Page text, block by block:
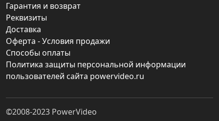
Гарантия и возврат
Реквизиты
Доставка
Оферта - Условия продажи
Способы оплаты
Политика защиты персональной информации
пользователей сайта powervideo.ru
©2008-2023 PowerVideo